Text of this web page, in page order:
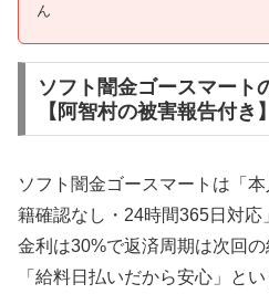
ん
ソフト闇金ゴースマート
【阿智村の被害報告付き】
ソフト闇金ゴースマートは「
籍確認なし・24時間365日対応
金利は30%で返済周期は次回の
「給料日払いだから安心」と